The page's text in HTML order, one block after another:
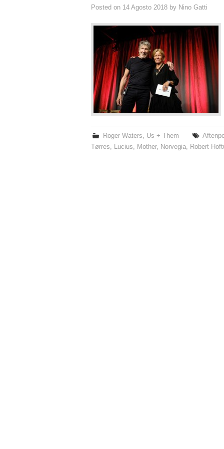
Posted on 14 Agosto 2018 by Nino Gatti
Roger Waters Us + Them
Tørres
Lucius Mother, Norvegia Robert